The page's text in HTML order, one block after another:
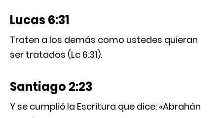
Lucas 6:31
Traten a los demás como ustedes quieran
ser tratados (Lc 6:31).
Santiago 2:23
Y se cumplió la Escritura que dice: «Abrahán